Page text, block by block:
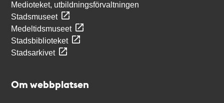
Medioteket, utbildningsförvaltningen
Stadsmuseet
Medeltidsmuseet
Stadsbiblioteket
Stadsarkivet
Om webbplatsen